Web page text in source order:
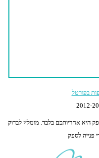
בפורטל
היא אחריותכם בלבד. מומלץ לבדוק